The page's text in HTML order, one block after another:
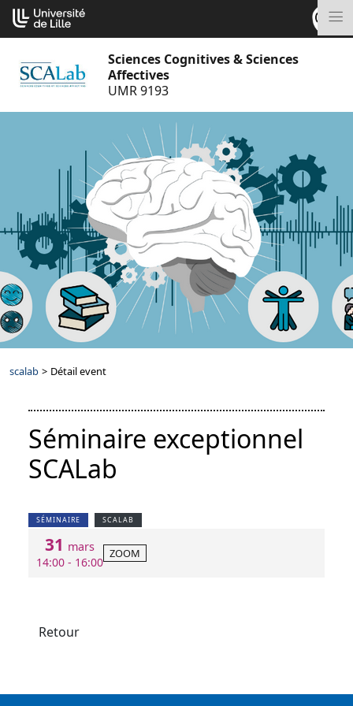
Aller
au
contenu
Sciences Cognitives & Sciences
Affectives
UMR 9193
scalab > Détail event
Séminaire exceptionnel
SCALab
SÉMINAIRE SCALAB
31 mars
14:00 - 16:00
ZOOM
Retour
Cookies management panel